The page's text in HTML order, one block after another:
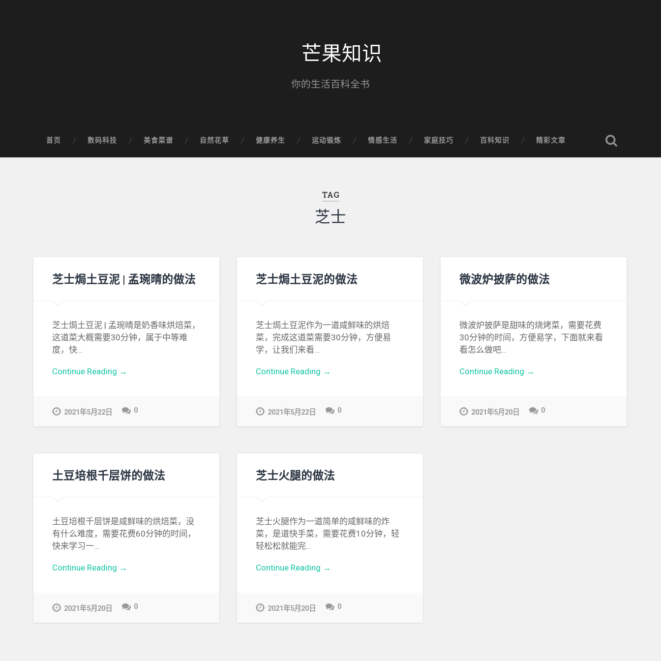
芒果知识
你的生活百科全书
首页 数码科技 美食菜谱 自然花草 健康养生 运动锻炼 情感生活 家庭技巧 百科知识 精彩文章
TAG
芝士
芝士焗土豆泥 | 孟琬晴的做法
芝士焗土豆泥 | 孟琬晴是奶香味烘焙菜，
这道菜大概需要30分钟，属于中等难
度，快…
Continue Reading →
2021年5月22日 0
芝士焗土豆泥的做法
芝士焗土豆泥作为一道咸鲜味的烘焙
菜，完成这道菜需要30分钟，方便易
学，让我们来看…
Continue Reading →
2021年5月22日 0
微波炉披萨的做法
微波炉披萨是甜味的烧烤菜，需要花费
30分钟的时间，方便易学，下面就来看
看怎么做吧…
Continue Reading →
2021年5月20日 0
土豆培根千层饼的做法
土豆培根千层饼是咸鲜味的烘焙菜，没
有什么难度，需要花费60分钟的时间，
快来学习一…
Continue Reading →
2021年5月20日 0
芝士火腿的做法
芝士火腿作为一道简单的咸鲜味的炸
菜，是道快手菜，需要花费10分钟，轻
轻松松就能完…
Continue Reading →
2021年5月20日 0